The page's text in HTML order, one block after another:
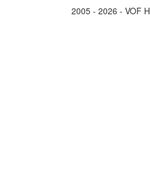
2005 - 2026 - VOF